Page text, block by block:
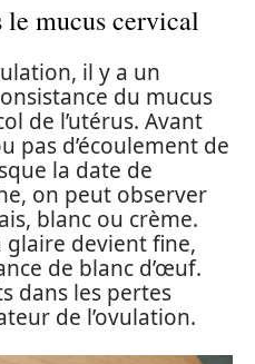
le mucus cervical
il y a un
du mucus
de l’utérus. Avant
pas d’écoulement de
la date de
on peut observer
blanc ou crème.
glaire devient fine,
de blanc d’œuf.
dans les pertes
de l’ovulation.